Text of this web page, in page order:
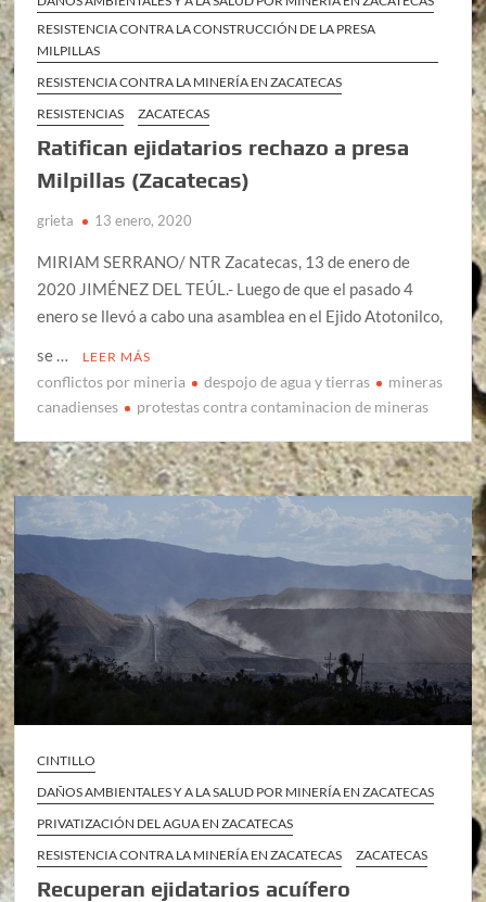
RESISTENCIA CONTRA LA CONSTRUCCIÓN DE LA PRESA
MILPILLAS
RESISTENCIA CONTRA LA MINERÍA EN ZACATECAS
RESISTENCIAS
ZACATECAS
Ratifican ejidatarios rechazo a presa
Milpillas (Zacatecas)
grieta 13 enero, 2020
MIRIAM SERRANO/ NTR Zacatecas, 13 de enero de
2020 JIMÉNEZ DEL TEÚL.- Luego de que el pasado 4
enero se llevó a cabo una asamblea en el Ejido Atotonilco,
se …
LEER MÁS
conflictos por mineria despojo de agua y tierras
mineras
canadienses
protestas contra contaminacion de mineras
CINTILLO
DAÑOS AMBIENTALES Y A LA SALUD POR MINERÍA EN ZACATECAS
PRIVATIZACIÓN DEL AGUA EN ZACATECAS
RESISTENCIA CONTRA LA MINERÍA EN ZACATECAS
ZACATECAS
Recuperan ejidatarios acuífero